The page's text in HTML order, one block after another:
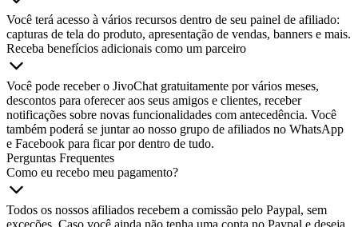
Você terá acesso à vários recursos dentro de seu painel de afiliado:
capturas de tela do produto, apresentação de vendas, banners e mais.
Receba benefícios adicionais como um parceiro
Você pode receber o JivoChat gratuitamente por vários meses,
descontos para oferecer aos seus amigos e clientes, receber
notificações sobre novas funcionalidades com antecedência. Você
também poderá se juntar ao nosso grupo de afiliados no WhatsApp
e Facebook para ficar por dentro de tudo.
Perguntas Frequentes
Como eu recebo meu pagamento?
Todos os nossos afiliados recebem a comissão pelo Paypal, sem